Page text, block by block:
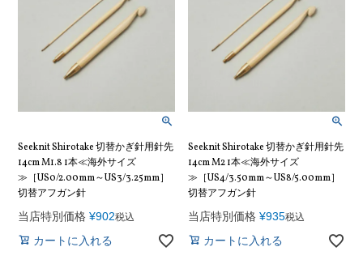
Seeknit Shirotake 切替かぎ針用針先
14cm M1.8 1本≪海外サイズ
≫［US0/2.00mm～US3/3.25mm］
切替アフガン針
当店特別価格 ¥902税込
カートに入れる
Seeknit Shirotake 切替かぎ針用針先
14cm M2 1本≪海外サイズ
≫［US4/3.50mm～US8/5.00mm］
切替アフガン針
当店特別価格 ¥935税込
カートに入れる